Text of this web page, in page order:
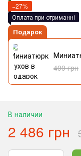
−27%
Оплата при отриманні
Подарок
499 грн
В наличии
2 486 грн